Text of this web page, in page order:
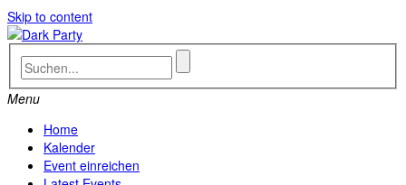
Skip to content
Menu
Home
Kalender
Event einreichen